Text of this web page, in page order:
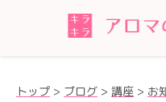
トップ > ブログ > 講座 > お